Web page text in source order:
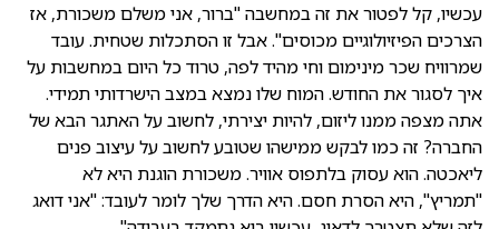
עכשיו, קל לפטור את זה במחשבה "ברור, אני משלם משכורת, אז
הצרכים הפיזיולוגיים מכוסים". אבל זו הסתכלות שטחית. עובד
שמרוויח שכר מינימום וחי מהיד לפה, טרוד כל היום במחשבות על
איך לסגור את החודש. המוח שלו נמצא במצב הישרדותי תמידי.
אתה מצפה ממנו ליזום, להיות יצירתי, לחשוב על האתגר הבא של
החברה? זה כמו לבקש ממישהו שטובע לחשוב על עיצוב פנים
ליאכטה. הוא עסוק בלתפוס אוויר. משכורת הוגנת היא לא
"תמריץ", היא הסרת חסם. היא הדרך שלך לומר לעובד: "אני דואג